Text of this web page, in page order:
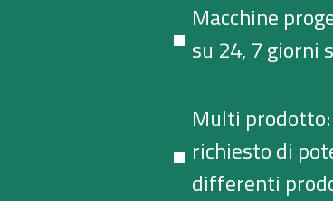
Macchine
su 24, 7 giorni
Multi
richiesto di
differenti